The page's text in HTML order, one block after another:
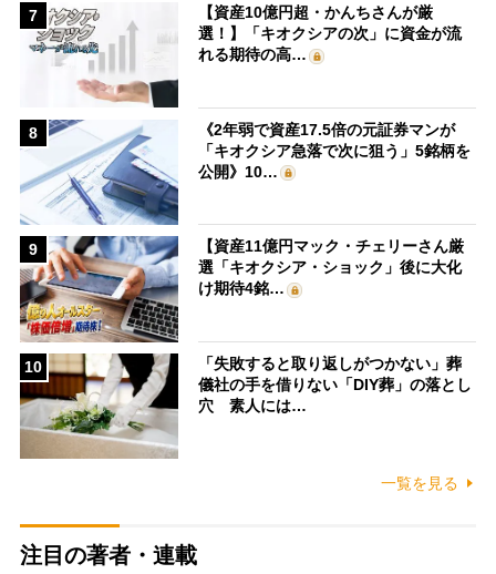
7
【資産10億円超・かんちさんが厳
選！】「キオクシアの次」に資金が流
れる期待の高…
8
《2年弱で資産17.5倍の元証券マンが
「キオクシア急落で次に狙う」5銘柄を
公開》10…
9
【資産11億円マック・チェリーさん厳
選「キオクシア・ショック」後に大化
け期待4銘…
10
「失敗すると取り返しがつかない」葬
儀社の手を借りない「DIY葬」の落とし
穴 素人には…
一覧を見る
注目の著者・連載